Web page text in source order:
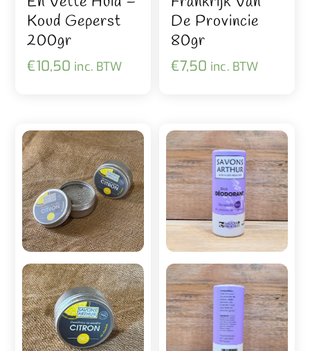
Koud Geperst
200gr
€10,50 inc. BTW
De Provincie
80gr
€7,50 inc. BTW